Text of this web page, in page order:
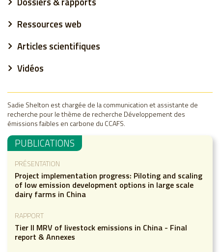
Ressources web
Articles scientifiques
Vidéos
Sadie Shelton est chargée de la communication et assistante de
recherche pour le thème de recherche Développement des
émissions faibles en carbone du CCAFS.
PUBLICATIONS
PRÉSENTATION
Project implementation progress: Piloting and scaling
of low emission development options in large scale
dairy farms in China
RAPPORT
Tier II MRV of livestock emissions in China - Final
report & Annexes